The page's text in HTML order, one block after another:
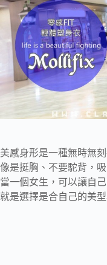
美感身形是一種無時無
像是挺胸、不要駝背，
當一個女生，可以讓自
就是選擇是合自己的美